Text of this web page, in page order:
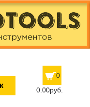
0
0.00руб.